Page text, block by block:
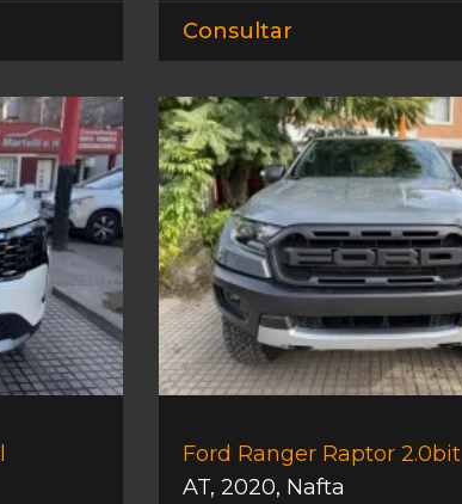
Consultar
Ford Ranger Raptor 2.0bit
AT, 2020, Nafta